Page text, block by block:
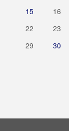
15
16
22
23
29
30